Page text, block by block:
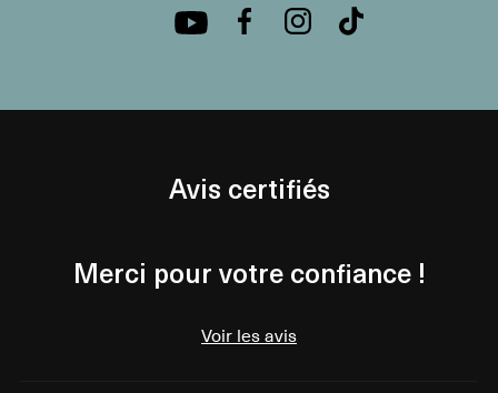
Avis certifiés
Merci pour votre confiance !
Voir les avis